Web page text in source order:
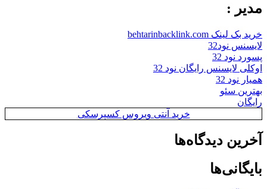
مدیر :
خرید بک لینک behtarinbacklink.com
لایسنس نود32
پسورد نود 32
اوکلی لایسنس رایگان نود 32
همیار نود 32
بهترین سئو
رایگان
خرید آنتی ویروس کسپرسکی
آخرین دیدگاه‌ها
بایگانی‌ها